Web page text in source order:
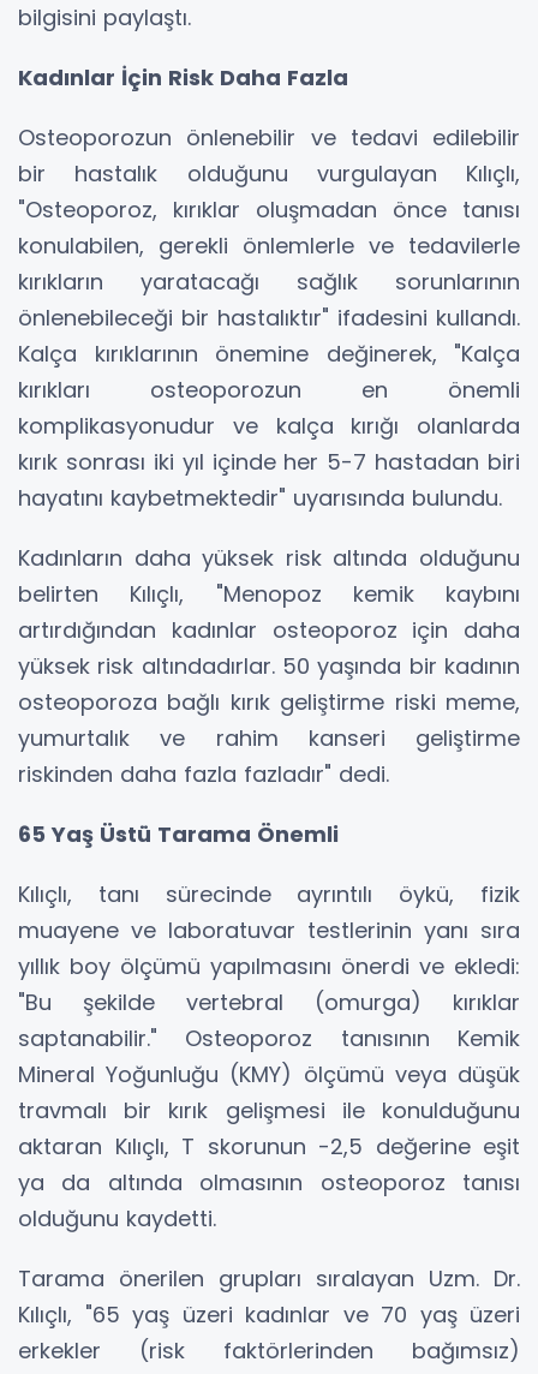
bilgisini paylaştı.
Kadınlar İçin Risk Daha Fazla
Osteoporozun önlenebilir ve tedavi edilebilir
bir hastalık olduğunu vurgulayan Kılıçlı,
"Osteoporoz, kırıklar oluşmadan önce tanısı
konulabilen, gerekli önlemlerle ve tedavilerle
kırıkların yaratacağı sağlık sorunlarının
önlenebileceği bir hastalıktır" ifadesini kullandı.
Kalça kırıklarının önemine değinerek, "Kalça
kırıkları osteoporozun en önemli
komplikasyonudur ve kalça kırığı olanlarda
kırık sonrası iki yıl içinde her 5-7 hastadan biri
hayatını kaybetmektedir" uyarısında bulundu.
Kadınların daha yüksek risk altında olduğunu
belirten Kılıçlı, "Menopoz kemik kaybını
artırdığından kadınlar osteoporoz için daha
yüksek risk altındadırlar. 50 yaşında bir kadının
osteoporoza bağlı kırık geliştirme riski meme,
yumurtalık ve rahim kanseri geliştirme
riskinden daha fazla fazladır" dedi.
65 Yaş Üstü Tarama Önemli
Kılıçlı, tanı sürecinde ayrıntılı öykü, fizik
muayene ve laboratuvar testlerinin yanı sıra
yıllık boy ölçümü yapılmasını önerdi ve ekledi:
"Bu şekilde vertebral (omurga) kırıklar
saptanabilir." Osteoporoz tanısının Kemik
Mineral Yoğunluğu (KMY) ölçümü veya düşük
travmalı bir kırık gelişmesi ile konulduğunu
aktaran Kılıçlı, T skorunun -2,5 değerine eşit
ya da altında olmasının osteoporoz tanısı
olduğunu kaydetti.
Tarama önerilen grupları sıralayan Uzm. Dr.
Kılıçlı, "65 yaş üzeri kadınlar ve 70 yaş üzeri
erkekler (risk faktörlerinden bağımsız)